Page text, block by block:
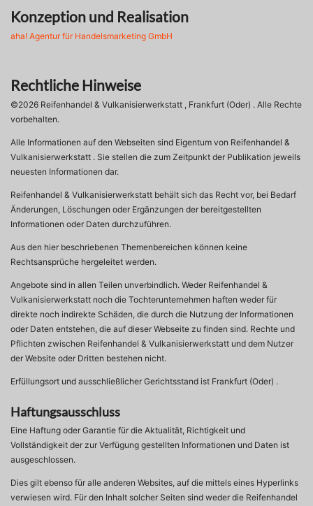
Konzeption und Realisation
aha! Agentur für Handelsmarketing GmbH
Rechtliche Hinweise
©2026 Reifenhandel & Vulkanisierwerkstatt , Frankfurt (Oder) . Alle Rechte
vorbehalten.
Alle Informationen auf den Webseiten sind Eigentum von Reifenhandel &
Vulkanisierwerkstatt . Sie stellen die zum Zeitpunkt der Publikation jeweils
neuesten Informationen dar.
Reifenhandel & Vulkanisierwerkstatt behält sich das Recht vor, bei Bedarf
Änderungen, Löschungen oder Ergänzungen der bereitgestellten
Informationen oder Daten durchzuführen.
Aus den hier beschriebenen Themenbereichen können keine
Rechtsansprüche hergeleitet werden.
Angebote sind in allen Teilen unverbindlich. Weder Reifenhandel &
Vulkanisierwerkstatt noch die Tochterunternehmen haften weder für
direkte noch indirekte Schäden, die durch die Nutzung der Informationen
oder Daten entstehen, die auf dieser Webseite zu finden sind. Rechte und
Pflichten zwischen Reifenhandel & Vulkanisierwerkstatt und dem Nutzer
der Website oder Dritten bestehen nicht.
Erfüllungsort und ausschließlicher Gerichtsstand ist Frankfurt (Oder) .
Haftungsausschluss
Eine Haftung oder Garantie für die Aktualität, Richtigkeit und
Vollständigkeit der zur Verfügung gestellten Informationen und Daten ist
ausgeschlossen.
Dies gilt ebenso für alle anderen Websites, auf die mittels eines Hyperlinks
verwiesen wird. Für den Inhalt solcher Seiten sind weder die Reifenhandel